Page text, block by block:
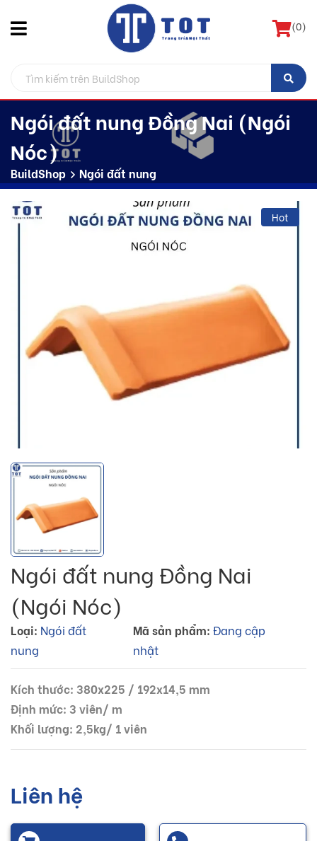
(0)
Ngói đất nung Đồng Nai (Ngói
Nóc)
BuildShop Ngói đất nung
Hot
Ngói đất nung Đồng Nai
(Ngói Nóc)
Loại: Ngói đất
nung
Mã sản phẩm: Đang cập
nhật
Kích thước: 380x225 / 192x14,5 mm
Định mức: 3 viên/ m
Khối lượng: 2,5kg/ 1 viên
Liên hệ